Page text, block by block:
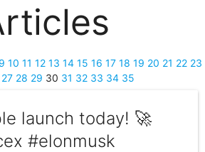
9 10 11 12 13 14 15 16 17 18 19 20 21 22 23
27 28 29 30 31 32 33 34 35
launch today! 🚀
#elonmusk